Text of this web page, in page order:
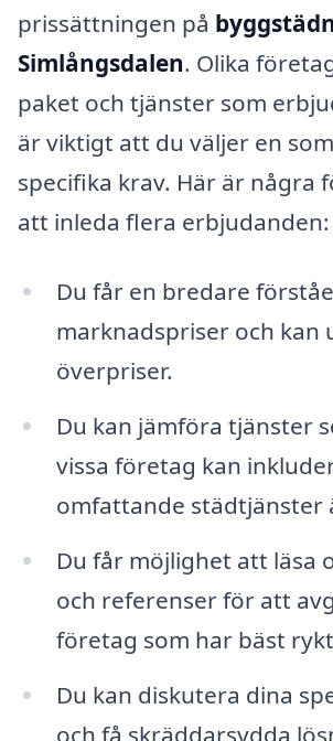
prissättningen på
Simlångsdalen. Olika
paket och tjänster som
är viktigt att du väljer en
specifika krav. Här är några
att inleda flera erbjudanden:
Du får en bredare
marknadspriser och kan
överpriser.
Du kan jämföra tjänster
vissa företag kan
omfattande städtjänster
Du får möjlighet att läsa
och referenser för att
företag som har bäst
Du kan diskutera dina
och få skräddarsydda